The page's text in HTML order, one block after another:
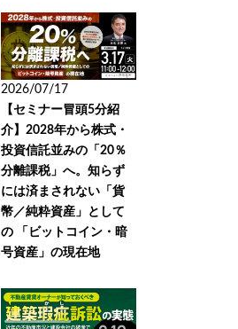
2026/07/17
【セミナー冒頭5分紹
介】2028年から株式・
投資信託並みの「20％
分離課税」へ。知らず
には済まされない「貨
幣／純粋資産」として
の 「ビットコイン・暗
号資産」の現在地